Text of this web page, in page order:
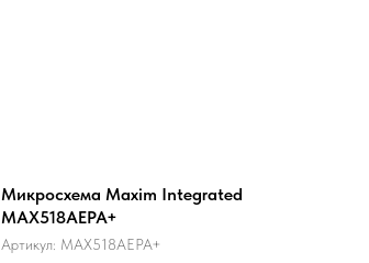
Микросхема Maxim Integrated
MAX518AEPA+
Артикул: MAX518AEPA+